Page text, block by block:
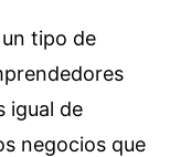
tipo de
igual de
negocios que